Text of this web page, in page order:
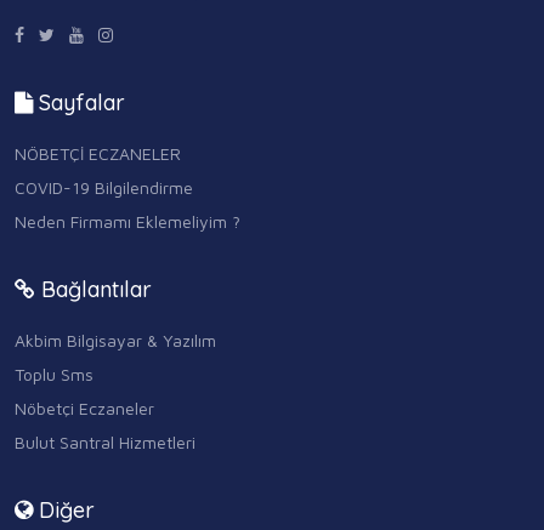
Sayfalar
NÖBETÇİ ECZANELER
COVID-19 Bilgilendirme
Neden Firmamı Eklemeliyim ?
Bağlantılar
Akbim Bilgisayar & Yazılım
Toplu Sms
Nöbetçi Eczaneler
Bulut Santral Hizmetleri
Diğer